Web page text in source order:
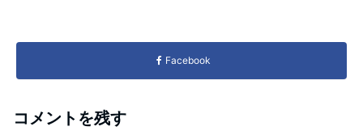
Facebook
コメントを残す